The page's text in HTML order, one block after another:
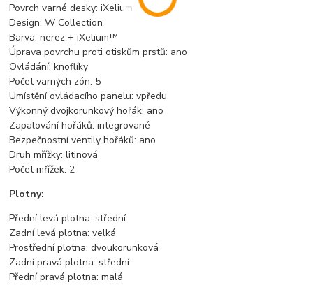
Povrch varné desky: iXelium
Design: W Collection
Barva: nerez + iXelium™
Úprava povrchu proti otiskům prstů: ano
Ovládání: knoflíky
Počet varných zón: 5
Umístění ovládacího panelu: vpředu
Výkonný dvojkorunkový hořák: ano
Zapalování hořáků: integrované
Bezpečnostní ventily hořáků: ano
Druh mřížky: litinová
Počet mřížek: 2
Plotny:
Přední levá plotna: střední
Zadní levá plotna: velká
Prostřední plotna: dvoukorunková
Zadní pravá plotna: střední
Přední pravá plotna: malá